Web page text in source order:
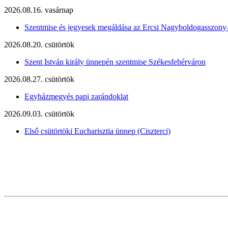
2026.08.16. vasárnap
Szentmise és jegyesek megáldása az Ercsi
2026.08.20. csütörtök
Szent István király ünnepén szentmise Székesfehérváron
2026.08.27. csütörtök
Egyházmegyés papi zarándoklat
2026.09.03. csütörtök
Első csütörtöki Eucharisztia ünnep (Ciszterci)